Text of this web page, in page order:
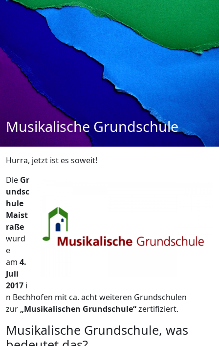
Musikalische Grundschule
Hurra, jetzt ist es soweit!
Die Gr
undsc
hule
Maist
raße
wurd
e
am 4.
Juli
2017 i
n Bechhofen mit ca. acht weiteren Grundschulen
zur „Musikalischen Grundschule“zertifiziert.
Musikalische Grundschule, was